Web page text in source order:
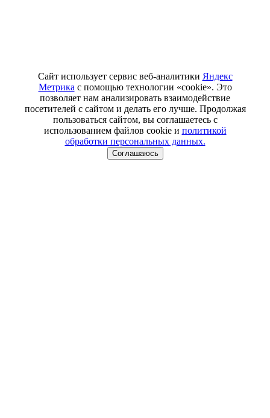
Сайт использует сервис веб-аналитики Яндекс
Метрика с помощью технологии «cookie». Это
позволяет нам анализировать взаимодействие
посетителей с сайтом и делать его лучше. Продолжая
пользоваться сайтом, вы соглашаетесь с
использованием файлов cookie и политикой
обработки персональных данных.
Соглашаюсь